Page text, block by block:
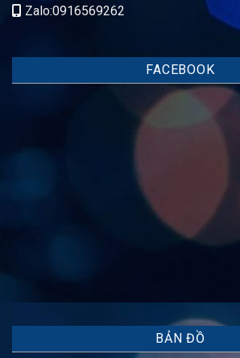
Zalo:0916569262
FACEBOOK
BẢN ĐỒ